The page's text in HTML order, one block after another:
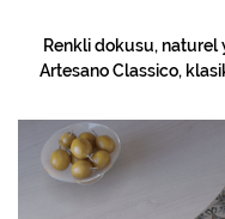
Renkli dokusu, naturel
Artesano Classico,